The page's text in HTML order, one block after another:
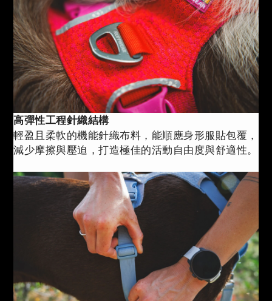
高彈性工程針織結構
輕盈且柔軟的機能針織布料，能順應身形服貼包覆，
減少摩擦與壓迫，打造極佳的活動自由度與舒適性。